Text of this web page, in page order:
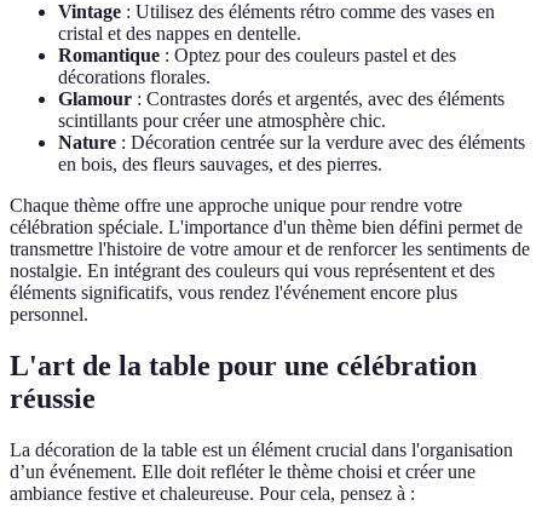
Vintage : Utilisez des éléments rétro comme des vases en
cristal et des nappes en dentelle.
Romantique : Optez pour des couleurs pastel et des
décorations florales.
Glamour : Contrastes dorés et argentés, avec des éléments
scintillants pour créer une atmosphère chic.
Nature : Décoration centrée sur la verdure avec des éléments
en bois, des fleurs sauvages, et des pierres.
Chaque thème offre une approche unique pour rendre votre
célébration spéciale. L'importance d'un thème bien défini permet de
transmettre l'histoire de votre amour et de renforcer les sentiments de
nostalgie. En intégrant des couleurs qui vous représentent et des
éléments significatifs, vous rendez l'événement encore plus
personnel.
L'art de la table pour une célébration
réussie
La décoration de la table est un élément crucial dans l'organisation
d’un événement. Elle doit refléter le thème choisi et créer une
ambiance festive et chaleureuse. Pour cela, pensez à :